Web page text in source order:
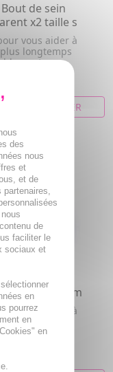
Bout de sein
x2 taille s
vous aider à
longtemps
AU PANIER
Bout de sein
x2 taille m
vous aider à
longtemps
des
nous
et
et de
de
faciliter le
sociaux et
en
pourrez
en
en